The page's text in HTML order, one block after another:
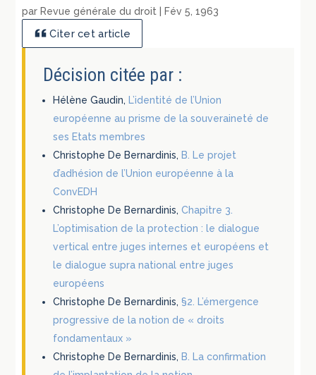
par Revue générale du droit Fév 5, 1963
Citer cet article
Décision citée par :
Hélène Gaudin, L’identité de l’Union
européenne au prisme de la souveraineté de
ses Etats membres
Christophe De Bernardinis, B. Le projet
d’adhésion de l’Union européenne à la
ConvEDH
Christophe De Bernardinis,Chapitre 3.
L’optimisation de la protection : le dialogue
vertical entre juges internes et européens et
le dialogue supra national entre juges
européens
Christophe De Bernardinis,§2. L’émergence
progressive de la notion de « droits
fondamentaux »
Christophe De Bernardinis, B. La confirmation